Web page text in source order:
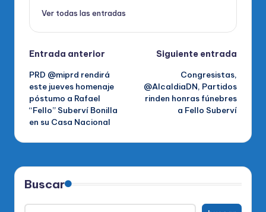
Ver todas las entradas
Navegación
de
entradas
Entrada anterior
PRD @miprd rendirá
este jueves homenaje
póstumo a Rafael
“Fello” Suberví Bonilla
en su Casa Nacional
Siguiente entrada
Congresistas,
@AlcaldiaDN, Partidos
rinden honras fúnebres
a Fello Suberví
Buscar